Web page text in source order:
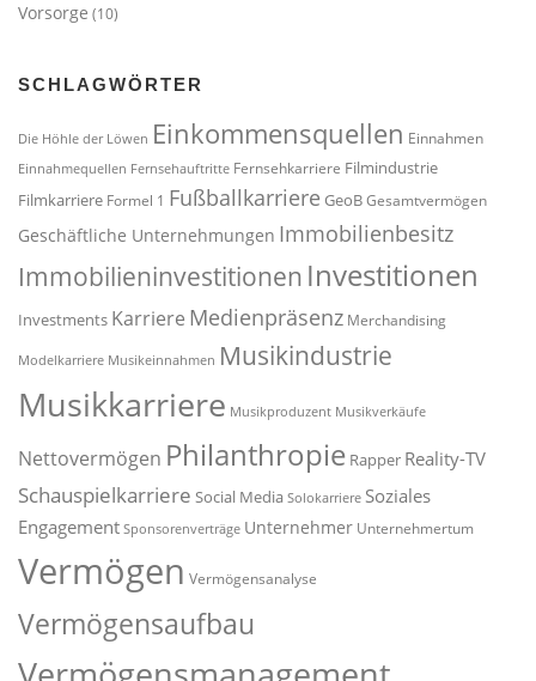
Vorsorge (10)
SCHLAGWÖRTER
Die Höhle der Löwen Einkommensquellen Einnahmen
Einnahmequellen Fernsehauftritte Fernsehkarriere Filmindustrie
Filmkarriere Formel 1 Fußballkarriere GeoBGesamtvermögen
Geschäftliche Unternehmungen Immobilienbesitz
Immobilieninvestitionen Investitionen
Investments Karriere Medienpräsenz Merchandising
Modelkarriere Musikeinnahmen Musikindustrie
Musikkarriere Musikproduzent Musikverkäufe
Nettovermögen Philanthropie Rapper Reality-TV
Schauspielkarriere Social Media Solokarriere Soziales
Engagement Sponsorenverträge Unternehmer Unternehmertum
Vermögen Vermögensanalyse
Vermögensaufbau